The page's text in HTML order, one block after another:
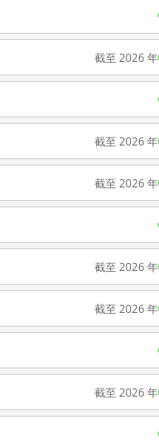
截至 2026 年
截至 2026 年
截至 2026 年
截至 2026 年
截至 2026 年
截至 2026 年